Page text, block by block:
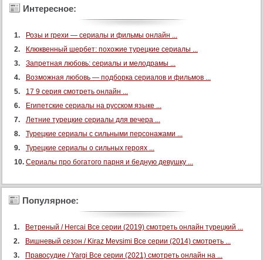
Интересное:
Розы и грехи — сериалы и фильмы онлайн ...
Клюквенный шербет: похожие турецкие сериалы ...
Запретная любовь: сериалы и мелодрамы ...
Возможная любовь — подборка сериалов и фильмов ...
17 9 серия смотреть онлайн ...
Египетские сериалы на русском языке ...
Летние турецкие сериалы для вечера ...
Турецкие сериалы с сильными персонажами ...
Турецкие сериалы о сильных героях ...
Сериалы про богатого парня и бедную девушку ...
Популярное:
Ветреный / Hercai Все серии (2019) смотреть онлайн турецкий ...
Вишневый сезон / Kiraz Mevsimi Все серии (2014) смотреть ...
Правосудие / Yargi Все серии (2021) смотреть онлайн на ...